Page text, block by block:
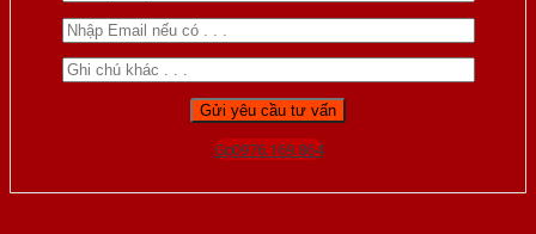
Gọi 0976.169.864